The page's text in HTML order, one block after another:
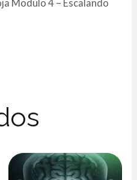
Modulo 4 – Escalando